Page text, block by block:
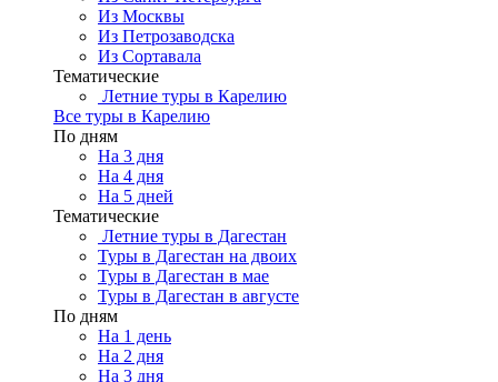
Из Москвы
Из Петрозаводска
Из Сортавала
Тематические
Летние туры в Карелию
Все туры в Карелию
По дням
На 3 дня
На 4 дня
На 5 дней
Тематические
Летние туры в Дагестан
Туры в Дагестан на двоих
Туры в Дагестан в мае
Туры в Дагестан в августе
По дням
На 1 день
На 2 дня
На 3 дня